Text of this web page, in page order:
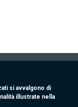
si avvalgono di
illustrate nella